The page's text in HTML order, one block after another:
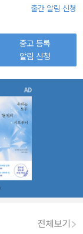
출간 알림 신청
중고 등록
알림 신청
전체보기